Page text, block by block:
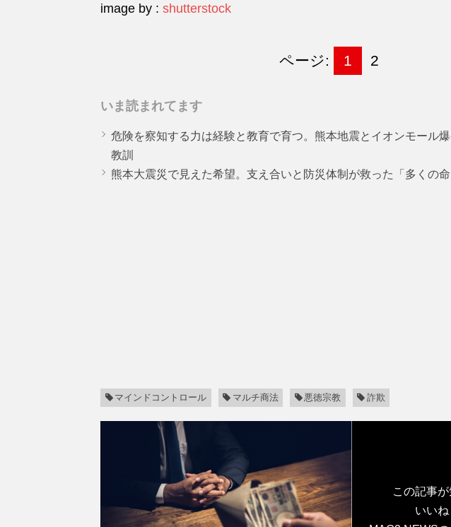
image by : shutterstock
ページ: 1 2
いま読まれてます
危険を察知する力は経験と教育で育つ。熊本地震とイオンモール
教訓
熊本大震災で見えた希望。支え合いと防災体制が救った「多くの命
マインドコントロール マルチ商法 悪徳宗教 詐欺
この記事
いいね